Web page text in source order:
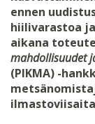
ennen
hiilivarastoa
aikana
mahdollisuudet
(PIKMA) -